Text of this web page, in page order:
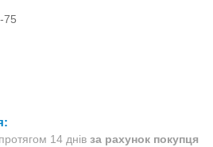
75
14 днів за рахунок покупця